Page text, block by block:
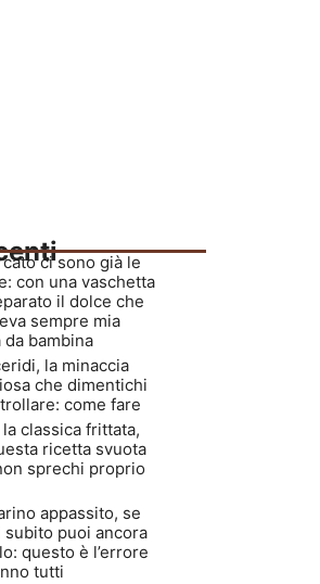
ci sono già le
con una vaschetta
il dolce che
sempre mia
da bambina
la minaccia
che dimentichi
come fare
la classica frittata,
ricetta svuota
sprechi proprio
appassito, se
subito puoi ancora
questo è l’errore
tutti